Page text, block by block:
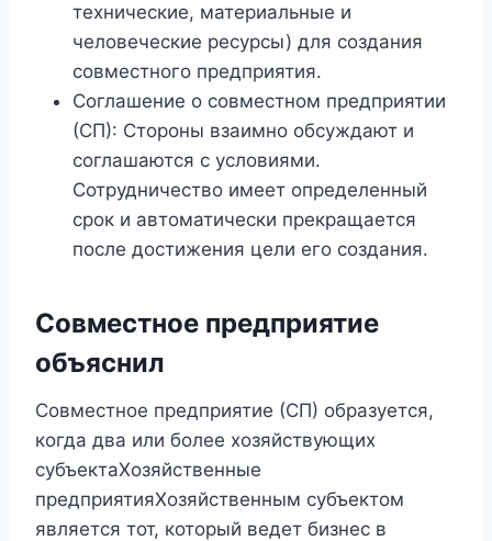
технические, материальные и
человеческие ресурсы) для создания
совместного предприятия.
Соглашение о совместном предприятии
(СП): Стороны взаимно обсуждают и
соглашаются с условиями.
Сотрудничество имеет определенный
срок и автоматически прекращается
после достижения цели его создания.
Совместное предприятие
объяснил
Совместное предприятие (СП) образуется,
когда два или более хозяйствующих
субъектаХозяйственные
предприятияХозяйственным субъектом
является тот, который ведет бизнес в